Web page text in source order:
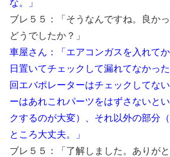
な。」
ブレ５５：「そうなんですね。良か
どうでしたか？」
車屋さん：「エアコンガスを入れて
日置いてチェックして漏れてなかっ
回エバポレーターはチェックしてな
ーはあれこれパーツをはずさないと
クするのが大変）、それ以外の部分
ところ大丈夫。」
ブレ５５：「了解しました。ありが